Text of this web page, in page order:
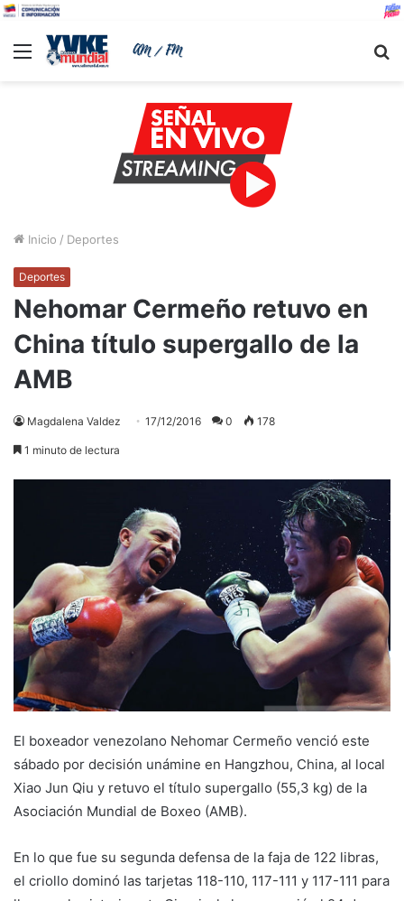
Menu
Inicio / Deportes
Deportes
Nehomar Cermeño retuvo en
China título supergallo de la
AMB
Magdalena Valdez 17/12/2016 0 178
1 minuto de lectura
El boxeador venezolano Nehomar Cermeño venció este
sábado por decisión unámine en Hangzhou, China, al local
Xiao Jun Qiu y retuvo el título supergallo (55,3 kg) de la
Asociación Mundial de Boxeo (AMB).
En lo que fue su segunda defensa de la faja de 122 libras,
el criollo dominó las tarjetas 118-110, 117-111 y 117-111 para